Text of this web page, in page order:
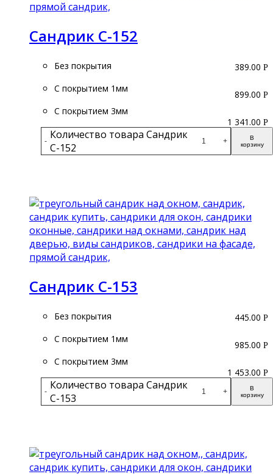
Сандрик С-152
Без покрытия
С покрытием 1мм
С покрытием 3мм
- Количество товара Сандрик
С-152
+
В
корзину
389.00 Р
899.00 Р
1 341.00 Р
Сандрик С-153
Без покрытия
С покрытием 1мм
С покрытием 3мм
- Количество товара Сандрик
С-153
+
В
корзину
445.00 Р
985.00 Р
1 453.00 Р